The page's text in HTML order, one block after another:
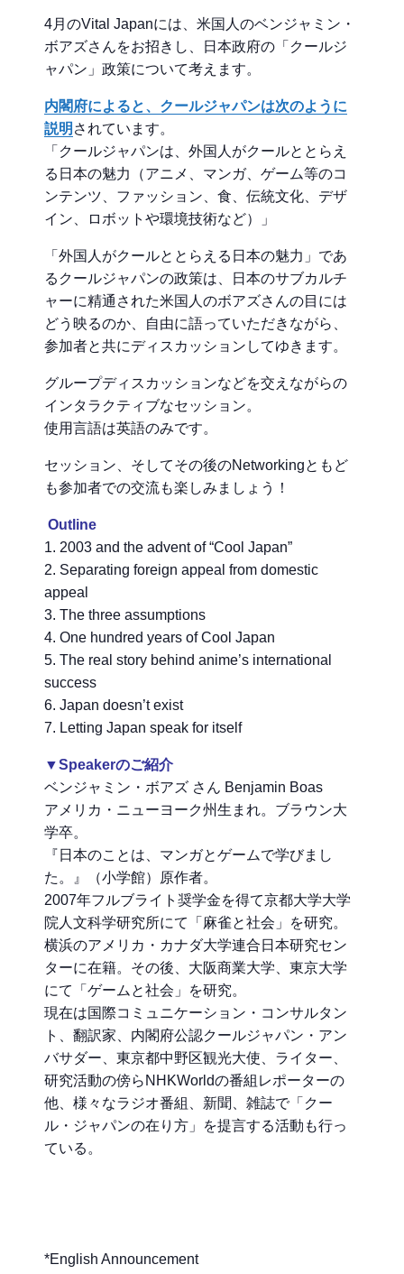
4月のVital Japanには、米国人のベンジャミン・
ボアズさんをお招きし、日本政府の「クールジ
ャパン」政策について考えます。
内閣府によると、クールジャパンは次のように
説明 されています。
「クールジャパンは、外国人がクールととらえ
る日本の魅力（アニメ、マンガ、ゲーム等のコ
ンテンツ、ファッション、食、伝統文化、デザ
イン、ロボットや環境技術など）」
「外国人がクールととらえる日本の魅力」であ
るクールジャパンの政策は、日本のサブカルチ
ャーに精通された米国人のボアズさんの目には
どう映るのか、自由に語っていただきながら、
参加者と共にディスカッションしてゆきます。
グループディスカッションなどを交えながらの
インタラクティブなセッション。
使用言語は英語のみです。
セッション、そしてその後のNetworkingともど
も参加者での交流も楽しみましょう！
Outline
1. 2003 and the advent of “Cool Japan”
2. Separating foreign appeal from domestic
appeal
3. The three assumptions
4. One hundred years of Cool Japan
5. The real story behind anime’s international
success
6. Japan doesn’t exist
7. Letting Japan speak for itself
▼Speakerのご紹介
ベンジャミン・ボアズ さん Benjamin Boas
アメリカ・ニューヨーク州生まれ。ブラウン大
学卒。
『日本のことは、マンガとゲームで学びまし
た。』（小学館）原作者。
2007年フルブライト奨学金を得て京都大学大学
院人文科学研究所にて「麻雀と社会」を研究。
横浜のアメリカ・カナダ大学連合日本研究セン
ターに在籍。その後、大阪商業大学、東京大学
にて「ゲームと社会」を研究。
現在は国際コミュニケーション・コンサルタン
ト、翻訳家、内閣府公認クールジャパン・アン
バサダー、東京都中野区観光大使、ライター、
研究活動の傍らNHKWorldの番組レポーターの
他、様々なラジオ番組、新聞、雑誌で「クー
ル・ジャパンの在り方」を提言する活動も行っ
ている。
*English Announcement